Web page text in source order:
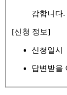
감합니다.
[신청 정보]
신청일시
답변받을